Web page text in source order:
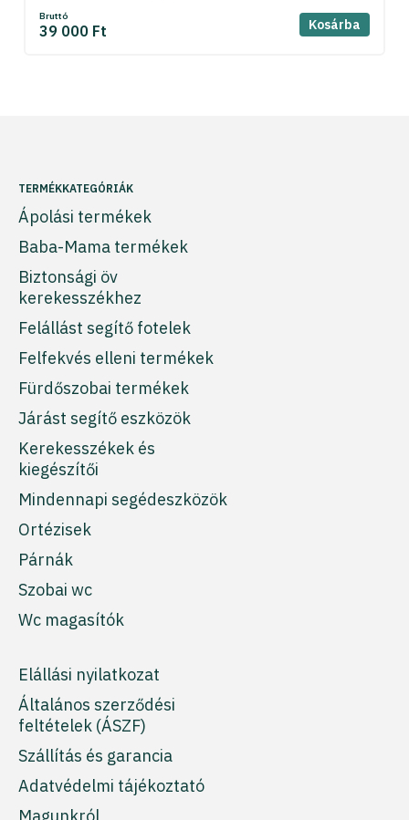
Bruttó
39 000 Ft Kosárba
TERMÉKKATEGÓRIÁK
Ápolási termékek
Baba-Mama termékek
Biztonsági öv
kerekesszékhez
Felállást segítő fotelek
Felfekvés elleni termékek
Fürdőszobai termékek
Járást segítő eszközök
Kerekesszékek és
kiegészítői
Mindennapi segédeszközök
Ortézisek
Párnák
Szobai wc
Wc magasítók
Elállási nyilatkozat
Általános szerződési
feltételek (ÁSZF)
Szállítás és garancia
Adatvédelmi tájékoztató
Magunkról